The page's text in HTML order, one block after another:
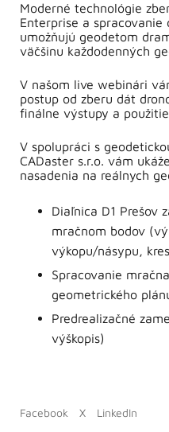
Moderné technológie
Enterprise a
umožňujú geodetom
väčšinu každodenných
V našom live webinári
postup od zberu dát
finálne výstupy a
V spolupráci s
CADaster s.r.o. vám
nasadenia na reálnych
Diaľnica D1 Prešov
mračnom bodov
výkopu/násypu,
Spracovanie
geometrického
Predrealizačné
výškopis)
Facebook X LinkedIn